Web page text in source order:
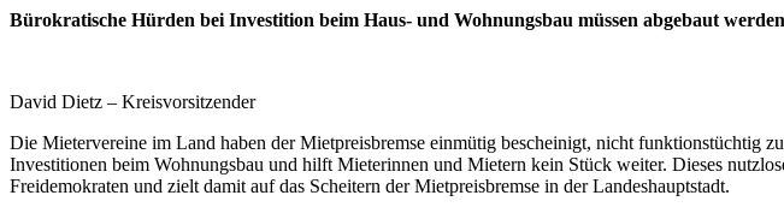
Bürokratische Hürden bei Investition beim Haus- und Wohnungsbau müssen abgebaut
David Dietz – Kreisvorsitzender
Die Mietervereine im Land haben der Mietpreisbremse einmütig bescheinigt, nicht funktionstüchtig
Investitionen beim Wohnungsbau und hilft Mieterinnen und Mietern kein Stück weiter. Dieses
Freidemokraten und zielt damit auf das Scheitern der Mietpreisbremse in der Landeshauptstadt.